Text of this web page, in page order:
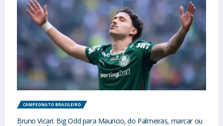
CAMPEONATO BRASILEIRO
Bruno Vicari: Big Odd para Mauricio, do Palmeiras, marcar ou